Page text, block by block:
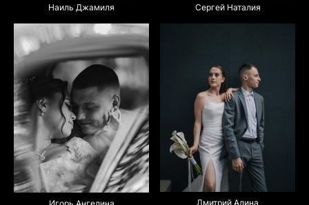
Наиль Джамиля Сергей Наталия
Дмитрий Алина